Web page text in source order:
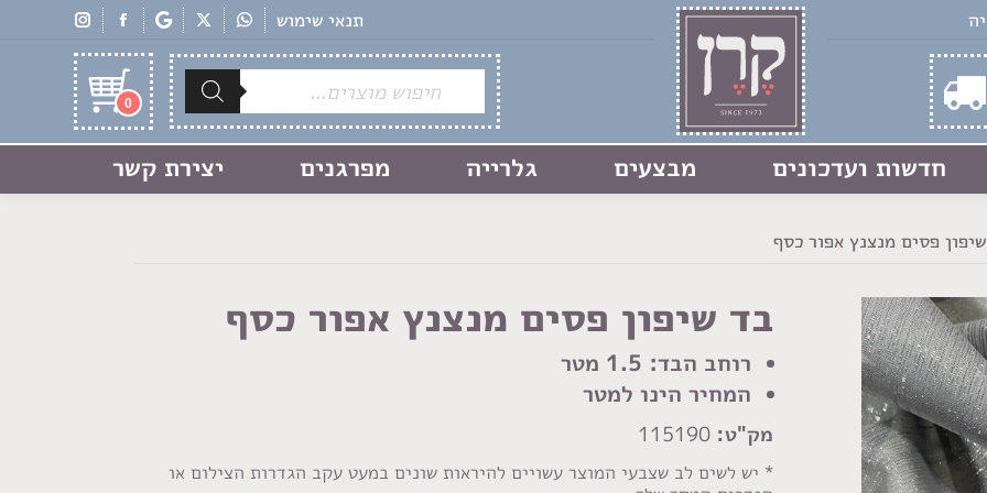
תנאי שימוש
Products
search
0
חדשות ועדכונים מבצעים גלרייה מפרגנים יצירת קשר
פסים מנצנץ אפור כסף
בד שיפון פסים מנצנץ אפור כסף
רוחב הבד: 1.5 מטר
המחיר הינו למטר
מק"ט:
* יש לשים לב שצבעי המוצר עשויים להיראות שונים במעט עקב הגדרות הצילום או